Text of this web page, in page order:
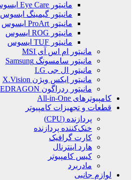
مانیتور Eye Care ایسوس
مانیتور گیمینگ ایسوس
مانیتور ProArt ایسوس
مانیتور ROG ایسوس
مانیتور TUF ایسوس
مانیتور ام اس آی MSI
مانیتور سامسونگ Samsung
مانیتور ال جی LG
مانیتور ایکس ویژن X.Vision
مانیتور ردراگون REDRAGON
کامپیوترهای All-in-One
قطعات و تجهیزات کامپیوتر
پردازنده (CPU)
خنک‌کننده پردازنده
کارت گرافیک
هارد اینترنال
کیس کامپیوتر
مادربرد
لوازم جانبی